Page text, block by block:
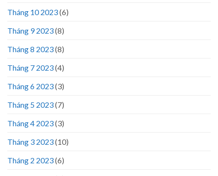
Tháng 10 2023(6)
Tháng 9 2023(8)
Tháng 8 2023(8)
Tháng 7 2023(4)
Tháng 6 2023(3)
Tháng 5 2023(7)
Tháng 4 2023(3)
Tháng 3 2023(10)
Tháng 2 2023(6)